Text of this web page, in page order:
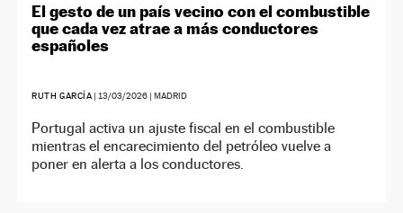
El gesto de un país vecino con el combustible
que cada vez atrae a más conductores
españoles
RUTH GARCÍA | 13/03/2026 | MADRID
Portugal activa un ajuste fiscal en el combustible
mientras el encarecimiento del petróleo vuelve a
poner en alerta a los conductores.